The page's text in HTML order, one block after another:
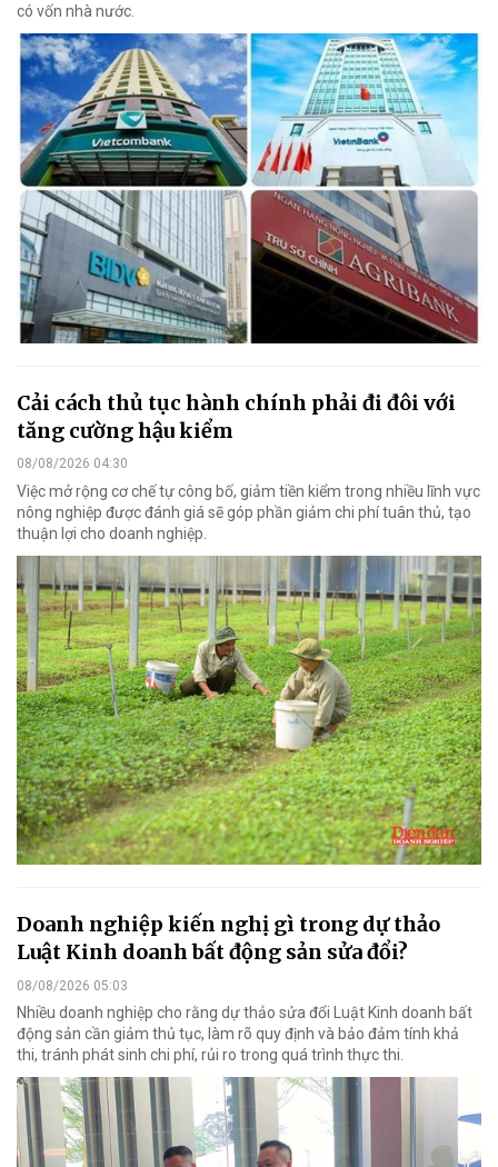
có vốn nhà nước.
Cải cách thủ tục hành chính phải đi đôi với
tăng cường hậu kiểm
08/08/2026 04:30
Việc mở rộng cơ chế tự công bố, giảm tiền kiểm trong nhiều lĩnh vực
nông nghiệp được đánh giá sẽ góp phần giảm chi phí tuân thủ, tạo
thuận lợi cho doanh nghiệp.
Doanh nghiệp kiến nghị gì trong dự thảo
Luật Kinh doanh bất động sản sửa đổi?
08/08/2026 05:03
Nhiều doanh nghiệp cho rằng dự thảo sửa đổi Luật Kinh doanh bất
động sản cần giảm thủ tục, làm rõ quy định và bảo đảm tính khả
thi, tránh phát sinh chi phí, rủi ro trong quá trình thực thi.